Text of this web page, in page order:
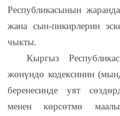
Республикасынын
жана сын-пикирлерин
чыкты.
Кыргыз
жөнүндө кодексинин
беренесинде уят
менен көрсөтмө